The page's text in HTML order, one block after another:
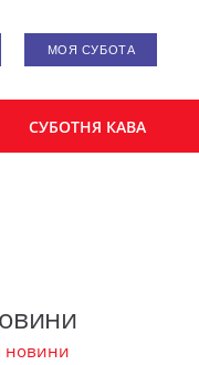
МОЯ СУБОТА
СУБОТНЯ КАВА
новини